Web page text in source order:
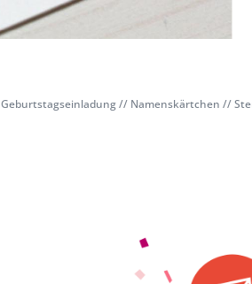
Geburtstagseinladung // Namenskärtchen //